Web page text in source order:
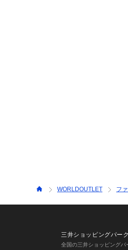
WORLDOUTLET フ
三井ショッピングパー
全国の三井ショッピングパ